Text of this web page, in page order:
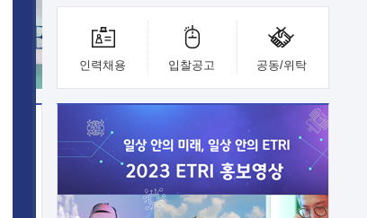
인력채용 입찰공고 공동/위탁